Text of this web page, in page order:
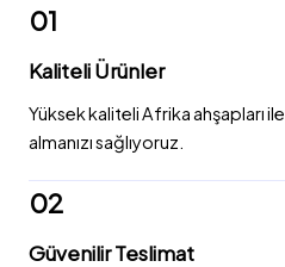
01
Kaliteli Ürünler
Yüksek kaliteli Afrika ahşapları
almanızı sağlıyoruz.
02
Güvenilir Teslimat